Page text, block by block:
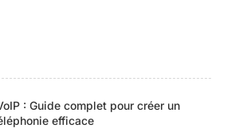
alternatives à Withallo (Allo) pour